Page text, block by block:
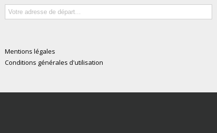
Mentions légales
Conditions générales d'utilisation